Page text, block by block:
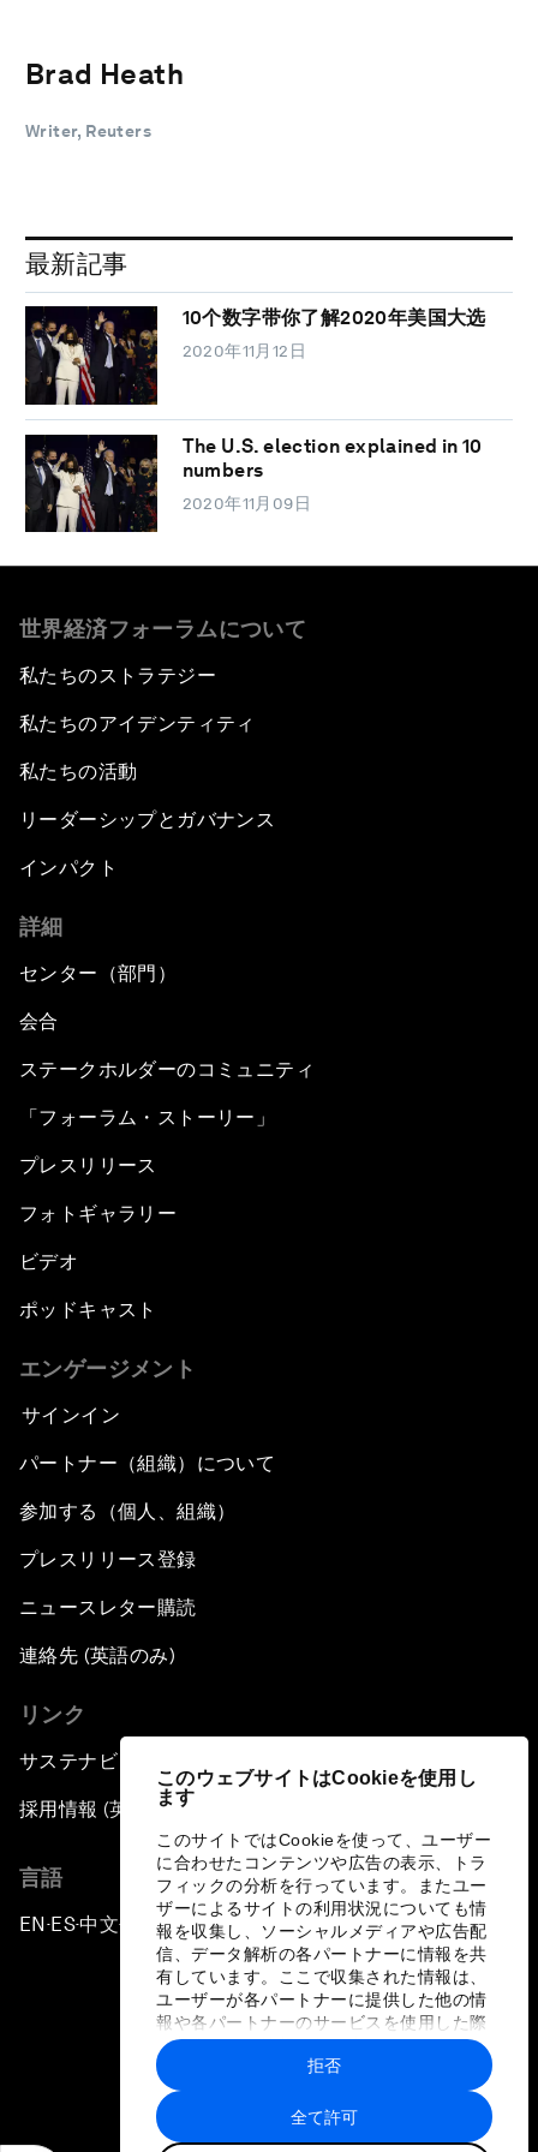
このウェブサイトはCookieを使用し
ます
このサイトではCookieを使って、ユーザー
に合わせたコンテンツや広告の表示、トラ
フィックの分析を行っています。またユー
ザーによるサイトの利用状況についても情
報を収集し、ソーシャルメディアや広告配
信、データ解析の各パートナーに情報を共
有しています。ここで収集された情報は、
ユーザーが各パートナーに提供した他の情
報や各パートナーのサービスを使用した際
に収集された情報と組み合わされ、各パー
トナーによって使用されることがありま
す。
全て許可
拒否
Brad Heath
Writer, Reuters
最新記事
10个数字带你了解2020年美国大选
2020年11月12日
The U.S. election explained in 10
numbers
2020年11月09日
世界経済フォーラムについて
私たちのストラテジー
私たちのアイデンティティ
私たちの活動
リーダーシップとガバナンス
インパクト
詳細
センター（部門）
会合
ステークホルダーのコミュニティ
「フォーラム・ストーリー」
プレスリリース
フォトギャラリー
ビデオ
ポッドキャスト
エンゲージメント
サインイン
パートナー（組織）について
参加する（個人、組織）
プレスリリース登録
ニュースレター購読
連絡先 (英語のみ)
リンク
サステナビリティへの取り組み
採用情報 (英語のみ)
言語
EN ▪ES▪中文▪ 日本語
プライバシーポリシーと利用規約
サイトマップ